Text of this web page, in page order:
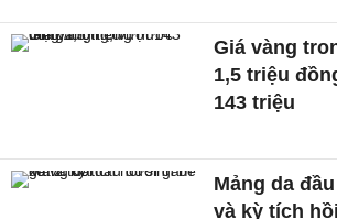
Giá vàng
1,5 triệu
143 triệu
Mảng da
và kỳ tích